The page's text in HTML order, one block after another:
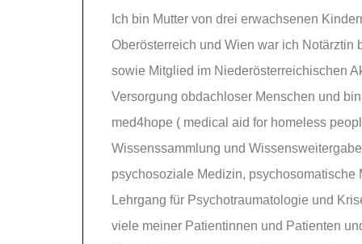
Ich bin Mutter von drei erwachsenen
Oberösterreich und Wien war ich Notärztin
sowie Mitglied im Niederösterreichischen
Versorgung obdachloser Menschen und
med4hope ( medical aid for homeless
Wissenssammlung und
psychosoziale Medizin,
Lehrgang für Psychotraumatologie und
viele meiner Patientinnen und Patienten